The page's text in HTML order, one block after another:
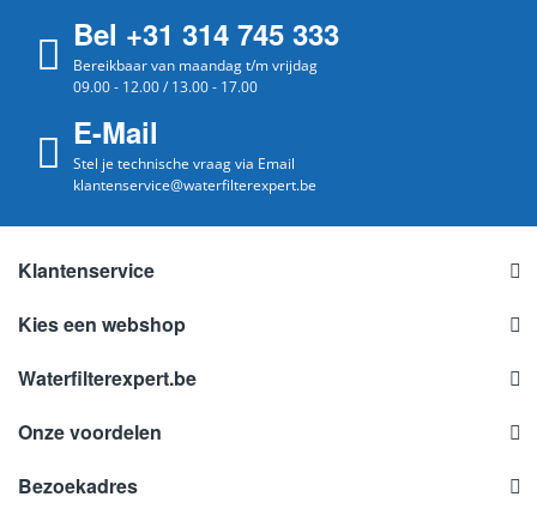
Bel +31 314 745 333
Bereikbaar van maandag t/m vrijdag
09.00 - 12.00 / 13.00 - 17.00
E-Mail
Stel je technische vraag via Email
klantenservice@waterfilterexpert.be
Klantenservice
Kies een webshop
Waterfilterexpert.be
Onze voordelen
Bezoekadres